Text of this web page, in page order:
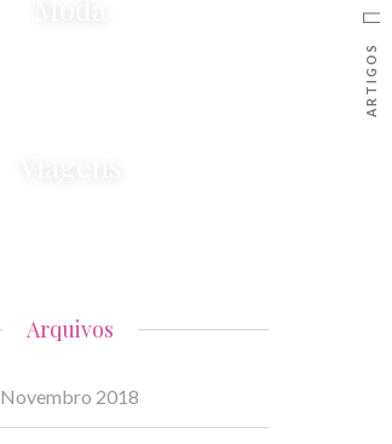
Arquivos
Novembro 2018
ARTIGOS